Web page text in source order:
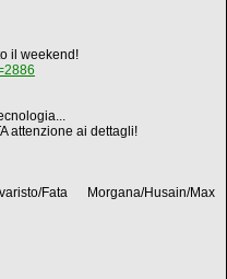
il weekend!
attenzione ai dettagli!
Fata Morgana/Husain/Max